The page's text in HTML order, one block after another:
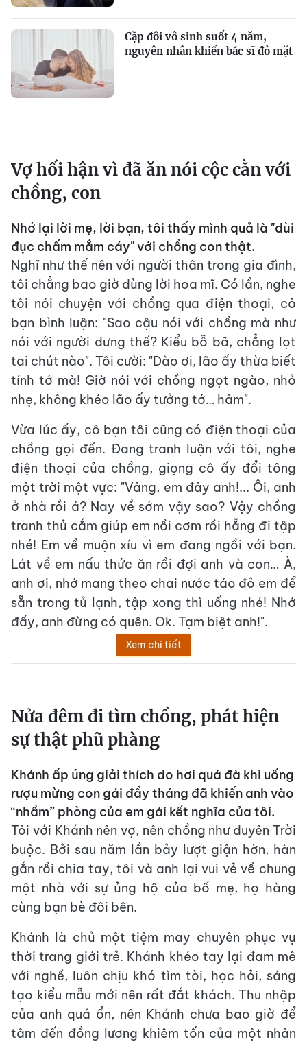
Cặp đôi vô sinh suốt 4 năm,
nguyên nhân khiến bác sĩ đỏ mặt
Vợ hối hận vì đã ăn nói cộc cằn với
chồng, con
Nhớ lại lời mẹ, lời bạn, tôi thấy mình quả là "dùi
đục chấm mắm cáy" với chồng con thật.
Nghĩ như thế nên với người thân trong gia đình,
tôi chẳng bao giờ dùng lời hoa mĩ. Có lần, nghe
tôi nói chuyện với chồng qua điện thoại, cô
bạn bình luận: "Sao cậu nói với chồng mà như
nói với người dưng thế? Kiểu bỗ bã, chẳng lọt
tai chút nào". Tôi cười: "Dào ơi, lão ấy thừa biết
tính tớ mà! Giờ nói với chồng ngọt ngào, nhỏ
nhẹ, không khéo lão ấy tưởng tớ… hâm".
Vừa lúc ấy, cô bạn tôi cũng có điện thoại của
chồng gọi đến. Đang tranh luận với tôi, nghe
điện thoại của chồng, giọng cô ấy đổi tông
một trời một vực: "Vâng, em đây anh!... Ôi, anh
ở nhà rồi á? Nay về sớm vậy sao? Vậy chồng
tranh thủ cắm giúp em nồi cơm rồi hẵng đi tập
nhé! Em về muộn xíu vì em đang ngồi với bạn.
Lát về em nấu thức ăn rồi đợi anh và con… À,
anh ơi, nhớ mang theo chai nước táo đỏ em để
sẵn trong tủ lạnh, tập xong thì uống nhé! Nhớ
đấy, anh đừng có quên. Ok. Tạm biệt anh!".
Xem chi tiết
Nửa đêm đi tìm chồng, phát hiện
sự thật phũ phàng
Khánh ấp úng giải thích do hơi quá đà khi uống
rượu mừng con gái đầy tháng đã khiến anh vào
“nhầm” phòng của em gái kết nghĩa của tôi.
Tôi với Khánh nên vợ, nên chồng như duyên Trời
buộc. Bởi sau năm lần bảy lượt giận hờn, hàn
gắn rồi chia tay, tôi và anh lại vui vẻ về chung
một nhà với sự ủng hộ của bố mẹ, họ hàng
cùng bạn bè đôi bên.
Khánh là chủ một tiệm may chuyên phục vụ
thời trang giới trẻ. Khánh khéo tay lại đam mê
với nghề, luôn chịu khó tìm tòi, học hỏi, sáng
tạo kiểu mẫu mới nên rất đắt khách. Thu nhập
của anh quá ổn, nên Khánh chưa bao giờ để
tâm đến đồng lương khiêm tốn của một nhân